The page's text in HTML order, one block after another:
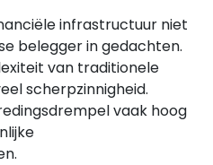
infrastructuur niet
belegger in gedachten.
van traditionele
scherpzinnigheid.
vaak hoog